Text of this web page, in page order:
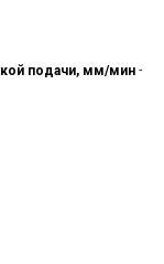
подачи, мм/мин -